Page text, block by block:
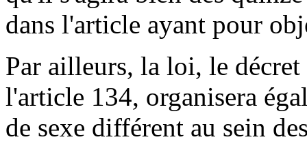
dans l'article ayant pour
Par ailleurs, la loi, le
l'article 134, organisera
de sexe différent au sein